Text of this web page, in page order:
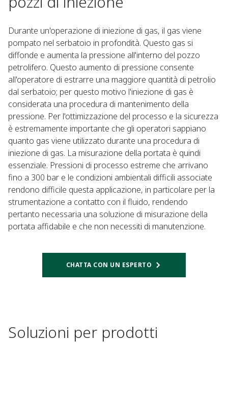
Durante un'operazione di iniezione di gas, il gas viene
pompato nel serbatoio in profondità. Questo gas si
diffonde e aumenta la pressione all'interno del pozzo
petrolifero. Questo aumento di pressione consente
all'operatore di estrarre una maggiore quantità di petrolio
dal serbatoio; per questo motivo l'iniezione di gas è
considerata una procedura di mantenimento della
pressione. Per l'ottimizzazione del processo e la sicurezza
è estremamente importante che gli operatori sappiano
quanto gas viene utilizzato durante una procedura di
iniezione di gas. La misurazione della portata è quindi
essenziale. Pressioni di processo estreme che arrivano
fino a 300 bar e le condizioni ambientali difficili associate
rendono difficile questa applicazione, in particolare per la
strumentazione a contatto con il fluido, rendendo
pertanto necessaria una soluzione di misurazione della
portata affidabile e che non necessiti di manutenzione.
CHATTA CON UN ESPERTO
Soluzioni per prodotti